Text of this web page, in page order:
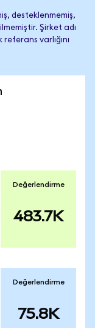
desteklenmemiş,
Şirket adı
varlığını
Değerlendirme
483.7K
Değerlendirme
75.8K